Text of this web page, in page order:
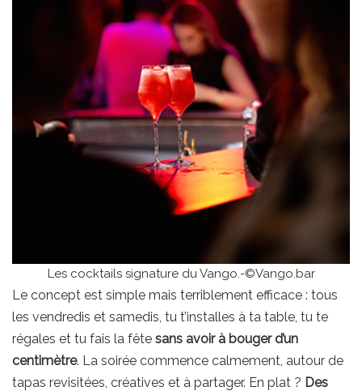
Les cocktails signature du Vango.-©Vango.bar
Le concept est simple mais terriblement efficace : tous
les vendredis et samedis, tu t’installes à ta table, tu te
régales et tu fais la fête sans avoir à bouger d’un
centimètre. La soirée commence calmement, autour de
tapas revisitées, créatives et à partager. En plat ? Des